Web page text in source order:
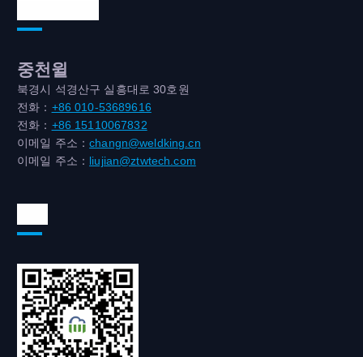
중천윌
북경시 석경산구 실흥대로 30호원
전화： +86 010-53689616
전화： +86 15110067832
이메일 주소：changn@weldking.cn
이메일 주소： liujian@ztwtech.com